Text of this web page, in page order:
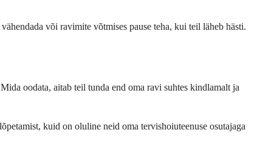
või ravimite võtmises pause teha, kui teil läheb hästi.
oodata, aitab teil tunda end oma ravi suhtes kindlamalt ja
kuid on oluline neid oma tervishoiuteenuse osutajaga